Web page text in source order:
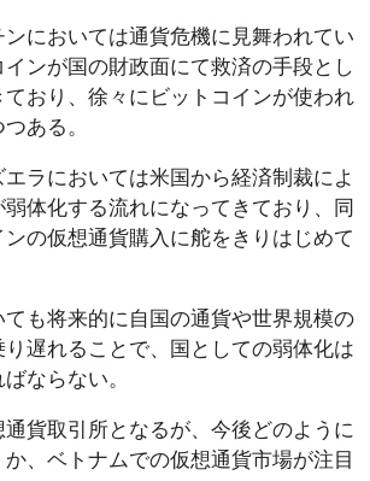
においては通貨危機に見舞われてい
ンが国の財政面にて救済の手段とし
おり、徐々にビットコインが使われ
ある。
ラにおいては米国から経済制裁によ
体化する流れになってきており、同
ンの仮想通貨購入に舵をきりはじめて
も将来的に自国の通貨や世界規模の
遅れることで、国としての弱体化は
ならない。
貨取引所となるが、今後どのように
、ベトナムでの仮想通貨市場が注目